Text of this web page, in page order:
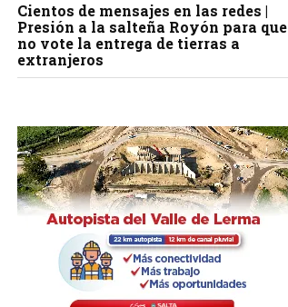
Cientos de mensajes en las redes |
Presión a la salteña Royón para que
no vote la entrega de tierras a
extranjeros